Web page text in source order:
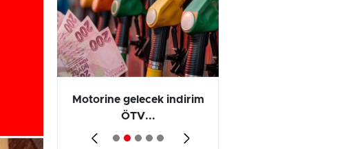
Motorine gelecek indirim
ÖTV...